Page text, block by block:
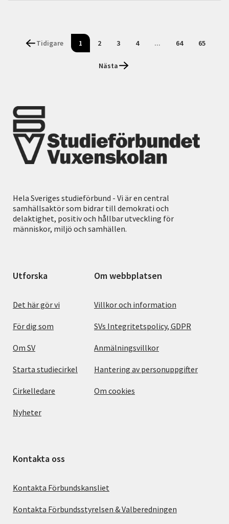
Tidigare 1 2 3 4 ... 64 65
Nästa
Hela Sveriges studieförbund - Vi är en central
samhällsaktör som bidrar till demokrati och
delaktighet, positiv och hållbar utveckling för
människor, miljö och samhällen.
Utforska
Det här gör vi
För dig som
Om SV
Starta studiecirkel
Cirkelledare
Nyheter
Om webbplatsen
Villkor och information
SVs Integritetspolicy, GDPR
Anmälningsvillkor
Hantering av personuppgifter
Om cookies
Kontakta oss
Kontakta Förbundskansliet
Kontakta Förbundsstyrelsen & Valberedningen